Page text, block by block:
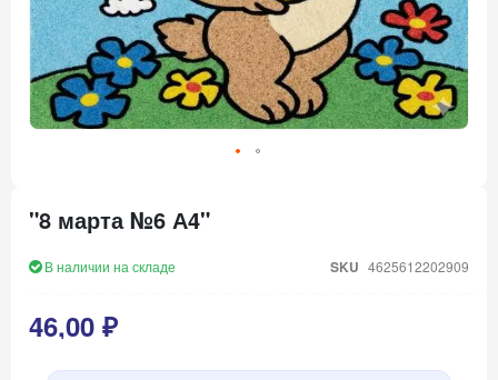
началу
галереи
"8 марта №6 А4"
В наличии на складе SKU 4625612202909
46,00 ₽